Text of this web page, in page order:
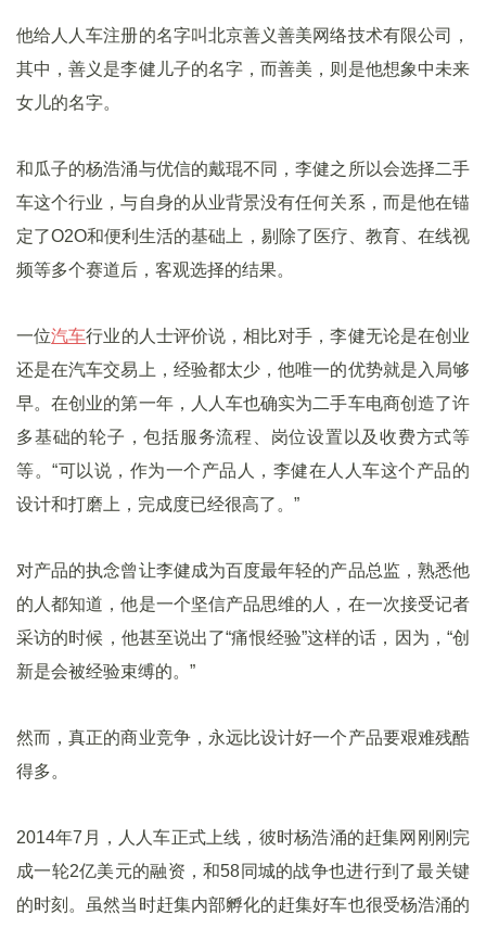
他给人人车注册的名字叫北京善义善美网络技术有限公司，
其中，善义是李健儿子的名字，而善美，则是他想象中未来
女儿的名字。
和瓜子的杨浩涌与优信的戴琨不同，李健之所以会选择二手
车这个行业，与自身的从业背景没有任何关系，而是他在锚
定了O2O和便利生活的基础上，剔除了医疗、教育、在线视
频等多个赛道后，客观选择的结果。
一位汽车行业的人士评价说，相比对手，李健无论是在创业
还是在汽车交易上，经验都太少，他唯一的优势就是入局够
早。在创业的第一年，人人车也确实为二手车电商创造了许
多基础的轮子，包括服务流程、岗位设置以及收费方式等
等。“可以说，作为一个产品人，李健在人人车这个产品的
设计和打磨上，完成度已经很高了。”
对产品的执念曾让李健成为百度最年轻的产品总监，熟悉他
的人都知道，他是一个坚信产品思维的人，在一次接受记者
采访的时候，他甚至说出了“痛恨经验”这样的话，因为，“创
新是会被经验束缚的。”
然而，真正的商业竞争，永远比设计好一个产品要艰难残酷
得多。
2014年7月，人人车正式上线，彼时杨浩涌的赶集网刚刚完
成一轮2亿美元的融资，和58同城的战争也进行到了最关键
的时刻。虽然当时赶集内部孵化的赶集好车也很受杨浩涌的